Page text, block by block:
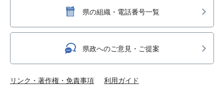
県の組織・電話番号一覧
県政へのご意見・ご提案
リンク・著作権・免責事項 利用ガイド